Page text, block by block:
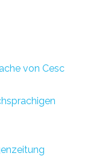
von Cesc